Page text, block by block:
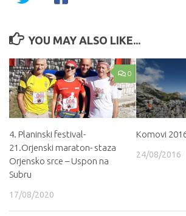
YOU MAY ALSO LIKE...
0
4. Planinski festival-
21.Orjenski maraton- staza
Orjensko srce – Uspon na
Subru
17/08/2020
Komovi
24/08/2016